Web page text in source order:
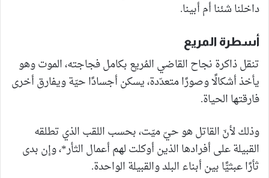
داخلنا شئنا أم أبينا.
أسطرة المريع
تنقل ذاكرة نجاح القاضي المُريع بكامل فجاجته، الموت وهو
يأخذ أشكالًا وصورًا متعدّدة، يسكن أجسادًا حيّة ويفارق أخرى
فارقتها الحياة.
وذلك لأنّ القاتل هو حيّ ميّت، بحسب اللقب الذي تطلقه
القبيلة على أفرادها الذين أوكلت لهم أعمال الثأر*، وإن بدى
ثأرًا عبثيًّا بين أبناء البلد والقبيلة الواحدة.